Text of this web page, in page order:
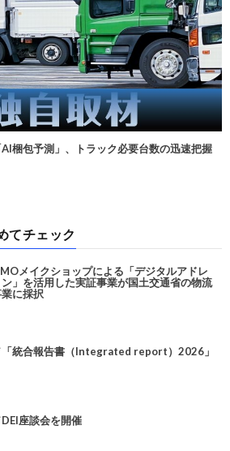
AI梱包予測」、トラック必要台数の迅速把握
てチェック
メイクショップによる「デジタルアドレ
」を活用した実証事業が国土交通省の物流
に採択
「統合報告書（Integrated report）2026」
座談会を開催